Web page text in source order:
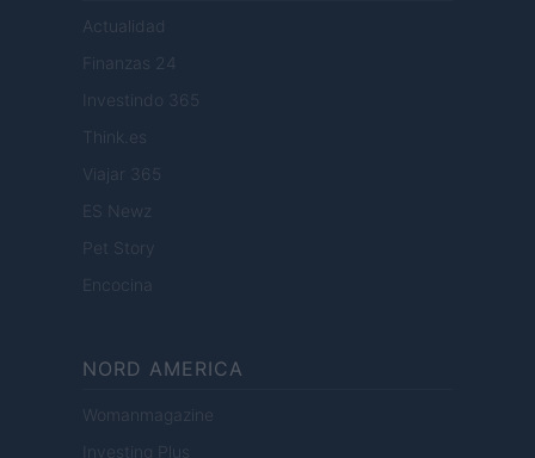
Actualidad
Finanzas 24
Investindo 365
Think.es
Viajar 365
ES Newz
Pet Story
Encocina
NORD AMERICA
Womanmagazine
Investing Plus